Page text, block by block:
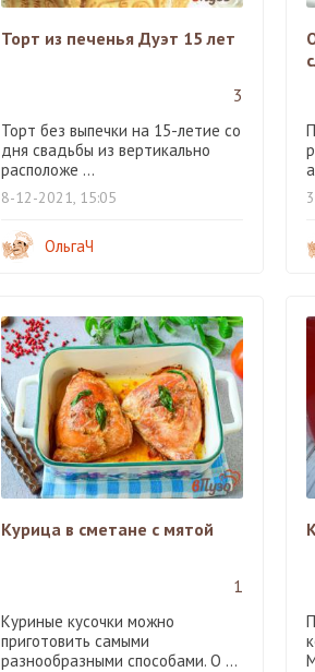
Торт из печенья Дуэт 15 лет
3
Торт без выпечки на 15-летие со
дня свадьбы из вертикально
расположе ...
8-12-2021, 15:05
ОльгаЧ
Курица в сметане с мятой
1
Куриные кусочки можно
приготовить самыми
разнообразными способами. О ...